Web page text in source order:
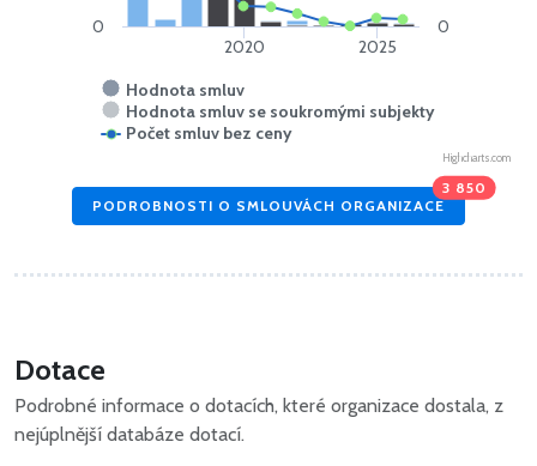
Hodnota smluv
Hodnota smluv se soukromými subjekty
Počet smluv bez ceny
2020 2025
0 0
Highcharts.com
PODROBNOSTI O SMLOUVÁCH ORGANIZACE
3 850
Dotace
Podrobné informace o dotacích, které organizace dostala, z
nejúplnější databáze dotací.